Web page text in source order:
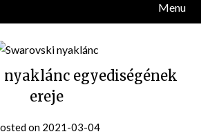
Menu
nyaklánc egyediségének
ereje
on 2021-03-04